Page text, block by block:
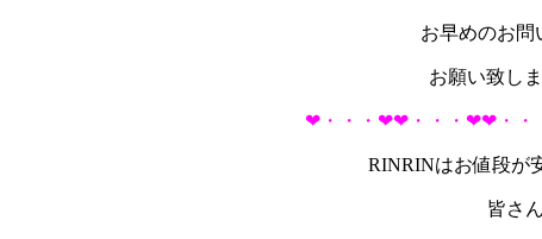
お早めのお問
お願い致し
❤・・・❤❤・・・❤❤・
RINRINはお値段が
皆さ